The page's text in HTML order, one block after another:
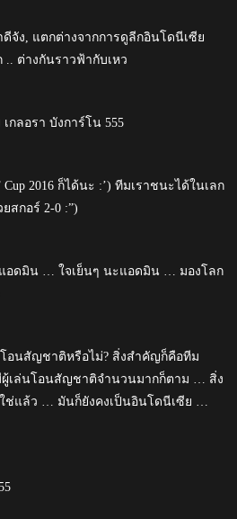
จัง, แตกต่างจากการดูลีกอินโดนีเซีย
ต่างกันราวฟ้ากับเหว
ลอรา บังการ์โน 555
2016 ก็ได้นะ :’) ทีมเราชนะได้ในเลก
สกอร์ 2-0 :”)
อดมิน … ใจเย็นๆ นะแอดมิน … มองโลก
อนสัญชาติหรือไม่? สิ่งสำคัญก็คือทีม
เล่นโอนสัญชาติจำนวนมากก็ตาม … สิ่ง
แล้ว … มันก็ยังคงเป็นอินโดนีเซีย …